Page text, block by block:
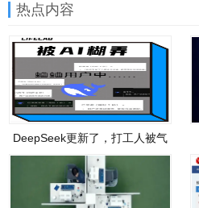
热点内容
DeepSeek更新了，打工人被气